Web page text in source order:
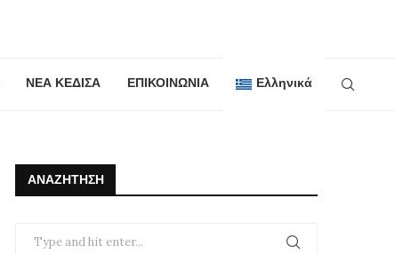
ΝΕΑ ΚΕΔΙΣΑ ΕΠΙΚΟΙΝΩΝΙΑ Ελληνικά
ΑΝΑΖΉΤΗΣΗ